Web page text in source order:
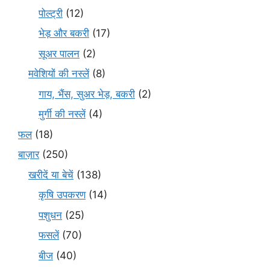
पोल्ट्री (12)
भेड़ और बकरी (17)
सूअर पालन (2)
मवेशियों की नस्लें(8)
गाय, भैंस, सुअर भेड़, बकरी (2)
मुर्गी की नस्लें(4)
फल(18)
बाज़ार(250)
खरीदें या बेचें (138)
कृषि उपकरण(14)
पशुधन (25)
फसलें(70)
बीज (40)